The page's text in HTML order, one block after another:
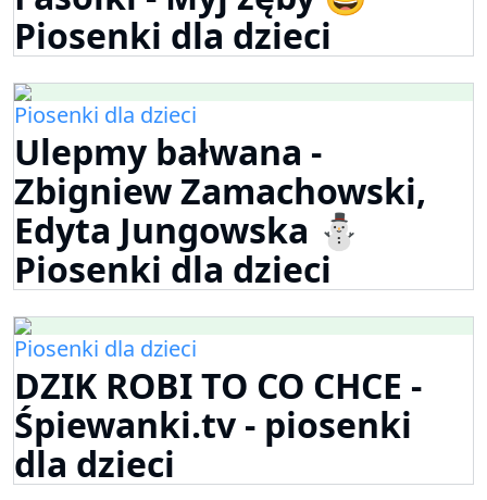
Piosenki dla dzieci
Piosenki dla dzieci
Ulepmy bałwana -
Zbigniew Zamachowski,
Edyta Jungowska ⛄
Piosenki dla dzieci
Piosenki dla dzieci
DZIK ROBI TO CO CHCE -
Śpiewanki.tv - piosenki
dla dzieci